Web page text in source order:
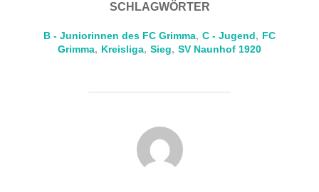
SCHLAGWÖRTER
B - Juniorinnen des FC Grimma, C - Jugend, FC
Grimma, Kreisliga, Sieg, SV Naunhof 1920
BEITRAGSAUTOR